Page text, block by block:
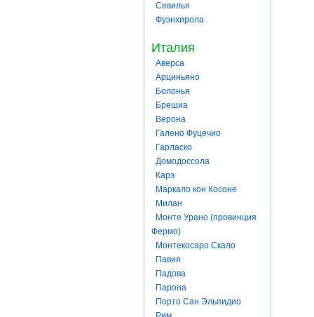
Севилья
Фуэнхирола
Италия
Аверса
Арциньяно
Болонья
Брешиа
Верона
Галено Фуцечио
Гарласко
Домодоссола
Карэ
Маркало кон Косоне
Милан
Монте Урано (провинция
Фермо)
Монтекосаро Скало
Павия
Падова
Парона
Порто Сан Эльпидио